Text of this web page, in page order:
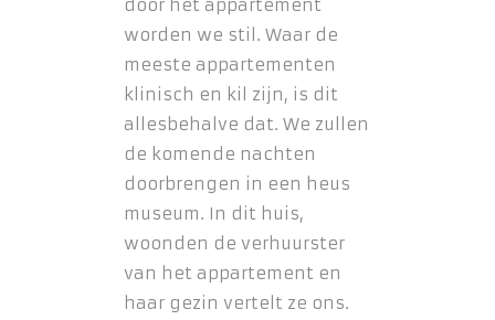
door het appartement
worden we stil. Waar de
meeste appartementen
klinisch en kil zijn, is dit
allesbehalve dat. We zullen
de komende nachten
doorbrengen in een heus
museum. In dit huis,
woonden de verhuurster
van het appartement en
haar gezin vertelt ze ons.